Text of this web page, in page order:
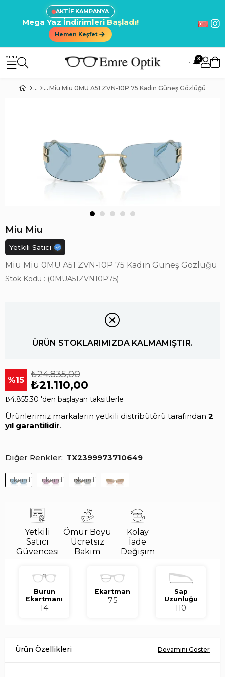
AKTİF KAMPANYA
Mega Yaz İndirimleri Başladı!
Hemen Keşfet
🔔
3
Miu Miu 0MU A51 ZVN-10P 75 Kadın Güneş Gözlüğü
Miu Miu
Yetkili Satıcı
Miu Miu 0MU A51 ZVN-10P 75 Kadın Güneş Gözlüğü
Stok Kodu (0MUA51ZVN10P75)
ÜRÜN STOKLARIMIZDA KALMAMIŞTIR.
15 ₺24.835,00
₺21.110,00
₺4.855,30 'den başlayan taksitlerle
Ürünlerimiz markaların yetkili distribütörü tarafından 2
yıl garantilidir.
Diğer Renkler TX2399973710649
Tükendi Tükendi Tükendi
Yetkili
Satıcı
Güvencesi
Ömür Boyu
Ücretsiz
Bakım
Kolay
İade
Değişim
Burun
Ekartmanı
14
Ekartman
75
Sap
Uzunluğu
110